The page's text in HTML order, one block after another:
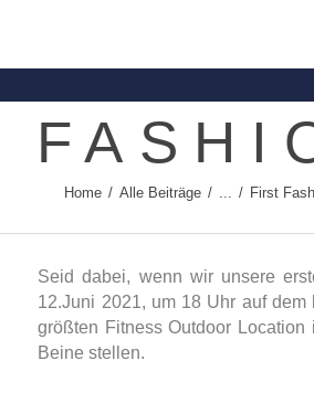
Home Alle Beiträge First
Shoppingdate
Shop
About
News
Seid dabei, wenn wir unsere
12.Juni 2021, um 18 Uhr auf
größten Fitness Outdoor
Beine stellen.